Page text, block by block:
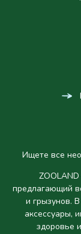
Ищете все
предлагающий
и грызунов.
аксессуары,
здоровье